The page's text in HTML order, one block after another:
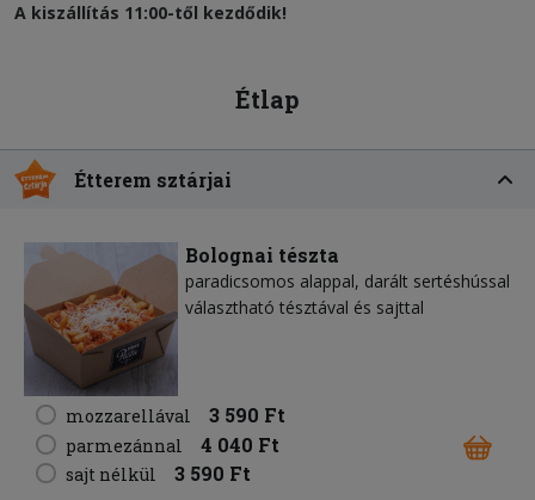
A kiszállítás 11:00-től kezdődik!
Étlap
Étterem sztárjai
Bolognai tészta
paradicsomos alappal, darált sertéshússal
választható tésztával és sajttal
mozzarellával 3 590 Ft
parmezánnal 4 040 Ft
sajt nélkül 3 590 Ft